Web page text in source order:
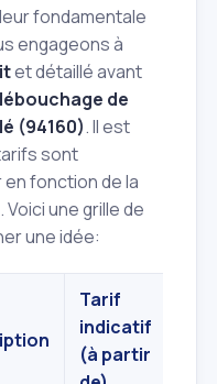
fondamentale
engageons à
et détaillé avant
de
(94160). Il est
sont
fonction de la
une grille de
une idée:
Tarif
indicatif
(à partir